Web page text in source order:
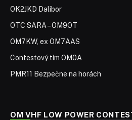
OK2JKD Dalibor
OTC SARA – OM9OT
OM7KW, ex OM7AAS
Contestový tím OM0A
PMR11 Bezpečne na horách
OM VHF LOW POWER